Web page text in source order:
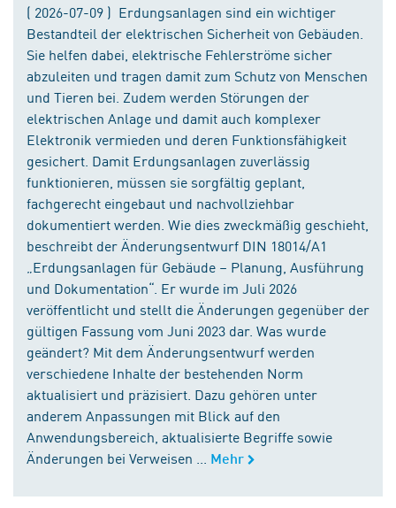
( 2026-07-09 ) Erdungsanlagen sind ein wichtiger
Bestandteil der elektrischen Sicherheit von Gebäuden.
Sie helfen dabei, elektrische Fehlerströme sicher
abzuleiten und tragen damit zum Schutz von Menschen
und Tieren bei. Zudem werden Störungen der
elektrischen Anlage und damit auch komplexer
Elektronik vermieden und deren Funktionsfähigkeit
gesichert. Damit Erdungsanlagen zuverlässig
funktionieren, müssen sie sorgfältig geplant,
fachgerecht eingebaut und nachvollziehbar
dokumentiert werden. Wie dies zweckmäßig geschieht,
beschreibt der Änderungsentwurf DIN 18014/A1
„Erdungsanlagen für Gebäude – Planung, Ausführung
und Dokumentation“. Er wurde im Juli 2026
veröffentlicht und stellt die Änderungen gegenüber der
gültigen Fassung vom Juni 2023 dar. Was wurde
geändert? Mit dem Änderungsentwurf werden
verschiedene Inhalte der bestehenden Norm
aktualisiert und präzisiert. Dazu gehören unter
anderem Anpassungen mit Blick auf den
Anwendungsbereich, aktualisierte Begriffe sowie
Änderungen bei Verweisen ...
Mehr